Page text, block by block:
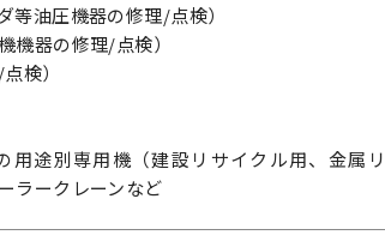
等油圧機器の修理/点検）
機器の修理/点検）
検）
用途別専用機（建設リサイクル用、金属
ラークレーンなど